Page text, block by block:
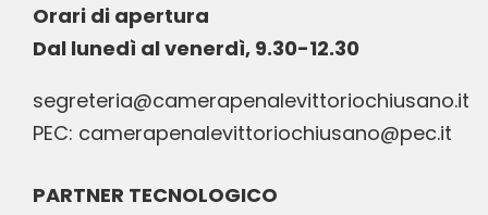
Orari di apertura
Dal lunedì al venerdì, 9.30-12.30
segreteria@camerapenalevittoriochiusano.it
PEC: camerapenalevittoriochiusano@pec.it
PARTNER TECNOLOGICO